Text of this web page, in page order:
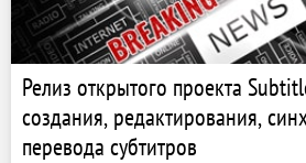
Релиз открытого проекта
создания, редактирования,
перевода субтитров